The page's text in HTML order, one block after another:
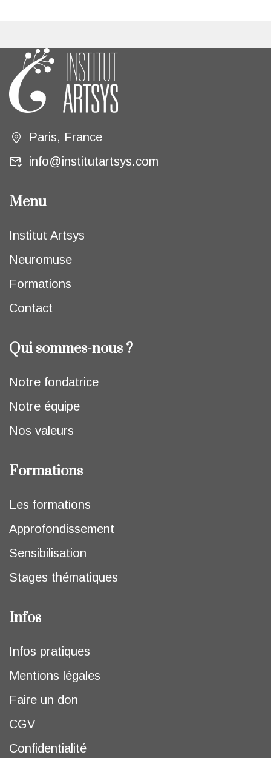
Paris, France
info@institutartsys.com
Menu
Institut Artsys
Neuromuse
Formations
Contact
Qui sommes-nous ?
Notre fondatrice
Notre équipe
Nos valeurs
Formations
Les formations
Approfondissement
Sensibilisation
Stages thématiques
Infos
Infos pratiques
Mentions légales
Faire un don
CGV
Confidentialité